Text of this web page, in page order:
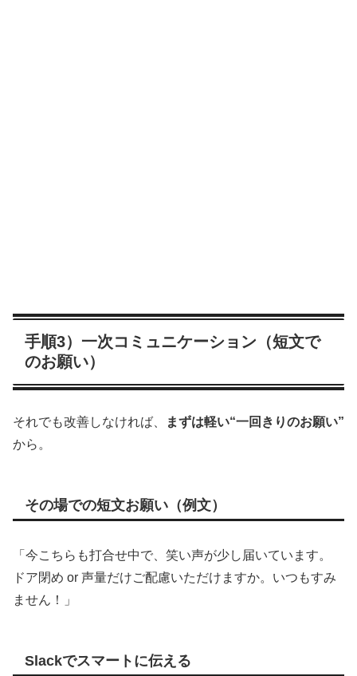
手順3）一次コミュニケーション（短文で
のお願い）
それでも改善しなければ、
まずは軽い“一回きりのお願い”
から。
その場での短文お願い（例文）
「今こちらも打合せ中で、笑い声が少し届いています。
ドア閉め or 声量だけご配慮いただけますか。いつもすみ
ません！」
Slackでスマートに伝える